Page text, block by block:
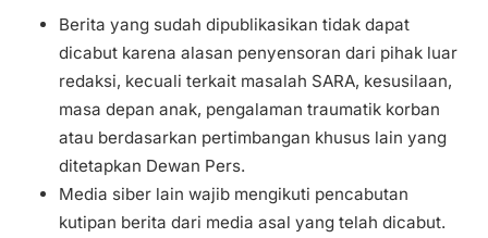
Berita yang sudah dipublikasikan tidak dapat
dicabut karena alasan penyensoran dari pihak luar
redaksi, kecuali terkait masalah SARA, kesusilaan,
masa depan anak, pengalaman traumatik korban
atau berdasarkan pertimbangan khusus lain yang
ditetapkan Dewan Pers.
Media siber lain wajib mengikuti pencabutan
kutipan berita dari media asal yang telah dicabut.